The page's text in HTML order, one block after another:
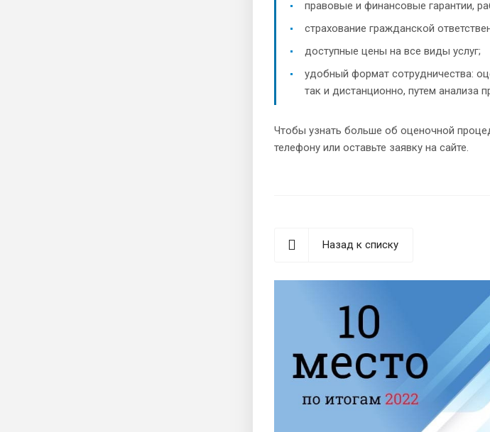
правовые и финансовые гарантии,
страхование гражданской
доступные цены на все виды услуг;
удобный формат сотрудничества:
так и дистанционно, путем анализа
Чтобы узнать больше об оценочной
телефону или оставьте заявку на сайте.
Назад к списку